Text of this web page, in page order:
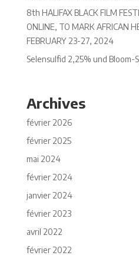
8th HALIFAX BLACK FILM
ONLINE, TO MARK AFRICAN
FEBRUARY 23-27, 2024
Selensulfid 2,25% und Bloom-
Archives
février 2026
février 2025
mai 2024
février 2024
janvier 2024
février 2023
avril 2022
février 2022